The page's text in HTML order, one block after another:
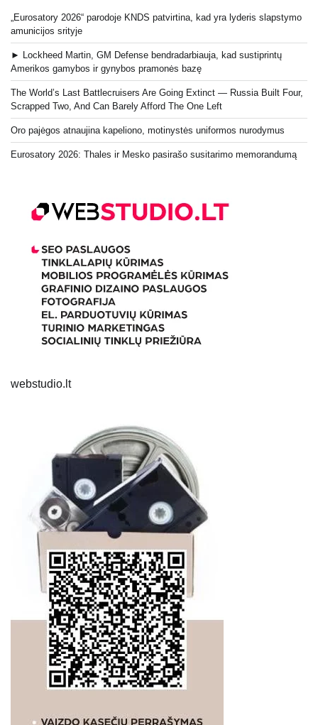
„Eurosatory 2026“ parodoje KNDS patvirtina, kad yra lyderis slapstymo
amunicijos srityje
► Lockheed Martin, GM Defense bendradarbiauja, kad sustiprintų
Amerikos gamybos ir gynybos pramonės bazę
The World’s Last Battlecruisers Are Going Extinct — Russia Built Four,
Scrapped Two, And Can Barely Afford The One Left
Oro pajėgos atnaujina kapeliono, motinystės uniformos nurodymus
Eurosatory 2026: Thales ir Mesko pasirašo susitarimo memorandumą
webstudio.lt